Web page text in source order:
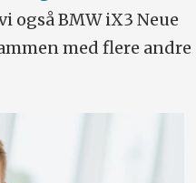
også BMW iX3 Neue
med flere andre